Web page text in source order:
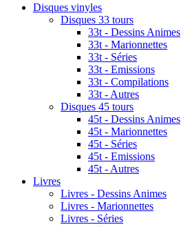
Disques vinyles
Disques 33 tours
33t - Dessins Animes
33t - Marionnettes
33t - Séries
33t - Emissions
33t - Compilations
33t - Autres
Disques 45 tours
45t - Dessins Animes
45t - Marionnettes
45t - Séries
45t - Emissions
45t - Autres
Livres
Livres - Dessins Animes
Livres - Marionnettes
Livres - Séries